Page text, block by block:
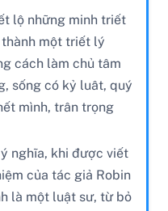
lộ những minh triết
một triết lý
cách làm chủ tâm
sống có kỷ luât, quý
mình, trân trọng
nghĩa, khi được viết
của tác giả Robin
là một luật sư, từ bỏ